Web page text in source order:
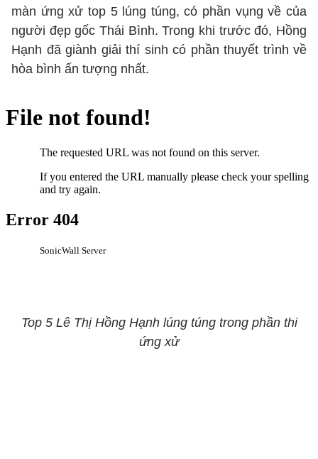
màn ứng xử top 5 lúng túng, có phần vụng về của
người đẹp gốc Thái Bình. Trong khi trước đó, Hồng
Hạnh đã giành giải thí sinh có phần thuyết trình về
hòa bình ấn tượng nhất.
Top 5 Lê Thị Hồng Hạnh lúng túng trong phần thi
ứng xử